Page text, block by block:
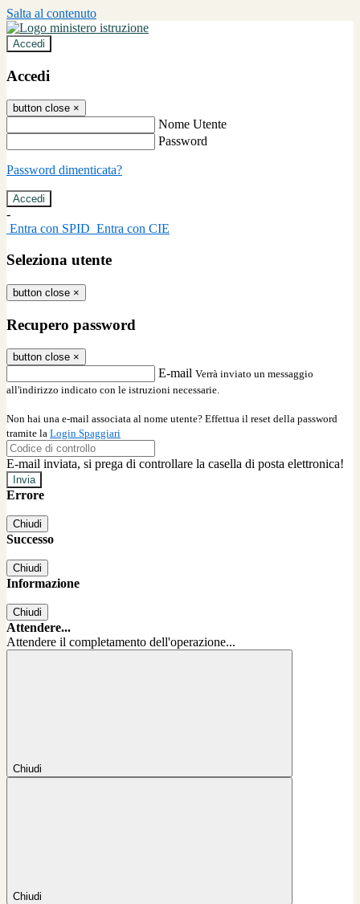
Salta al contenuto
Accedi
Accedi
button close ×
Nome Utente
Password
Password dimenticata?
-
Entra con SPID Entra con CIE
Seleziona utente
button close ×
Recupero password
button close ×
E-mail Verrà inviato un messaggio
all'indirizzo indicato con le istruzioni necessarie.
Non hai una e-mail associata al nome utente? Effettua il reset della password
tramite la Login Spaggiari
E-mail inviata, si prega di controllare la casella di posta elettronica!
Errore
Chiudi
Successo
Chiudi
Informazione
Chiudi
Attendere...
Attendere il completamento dell'operazione...
Chiudi
Chiudi